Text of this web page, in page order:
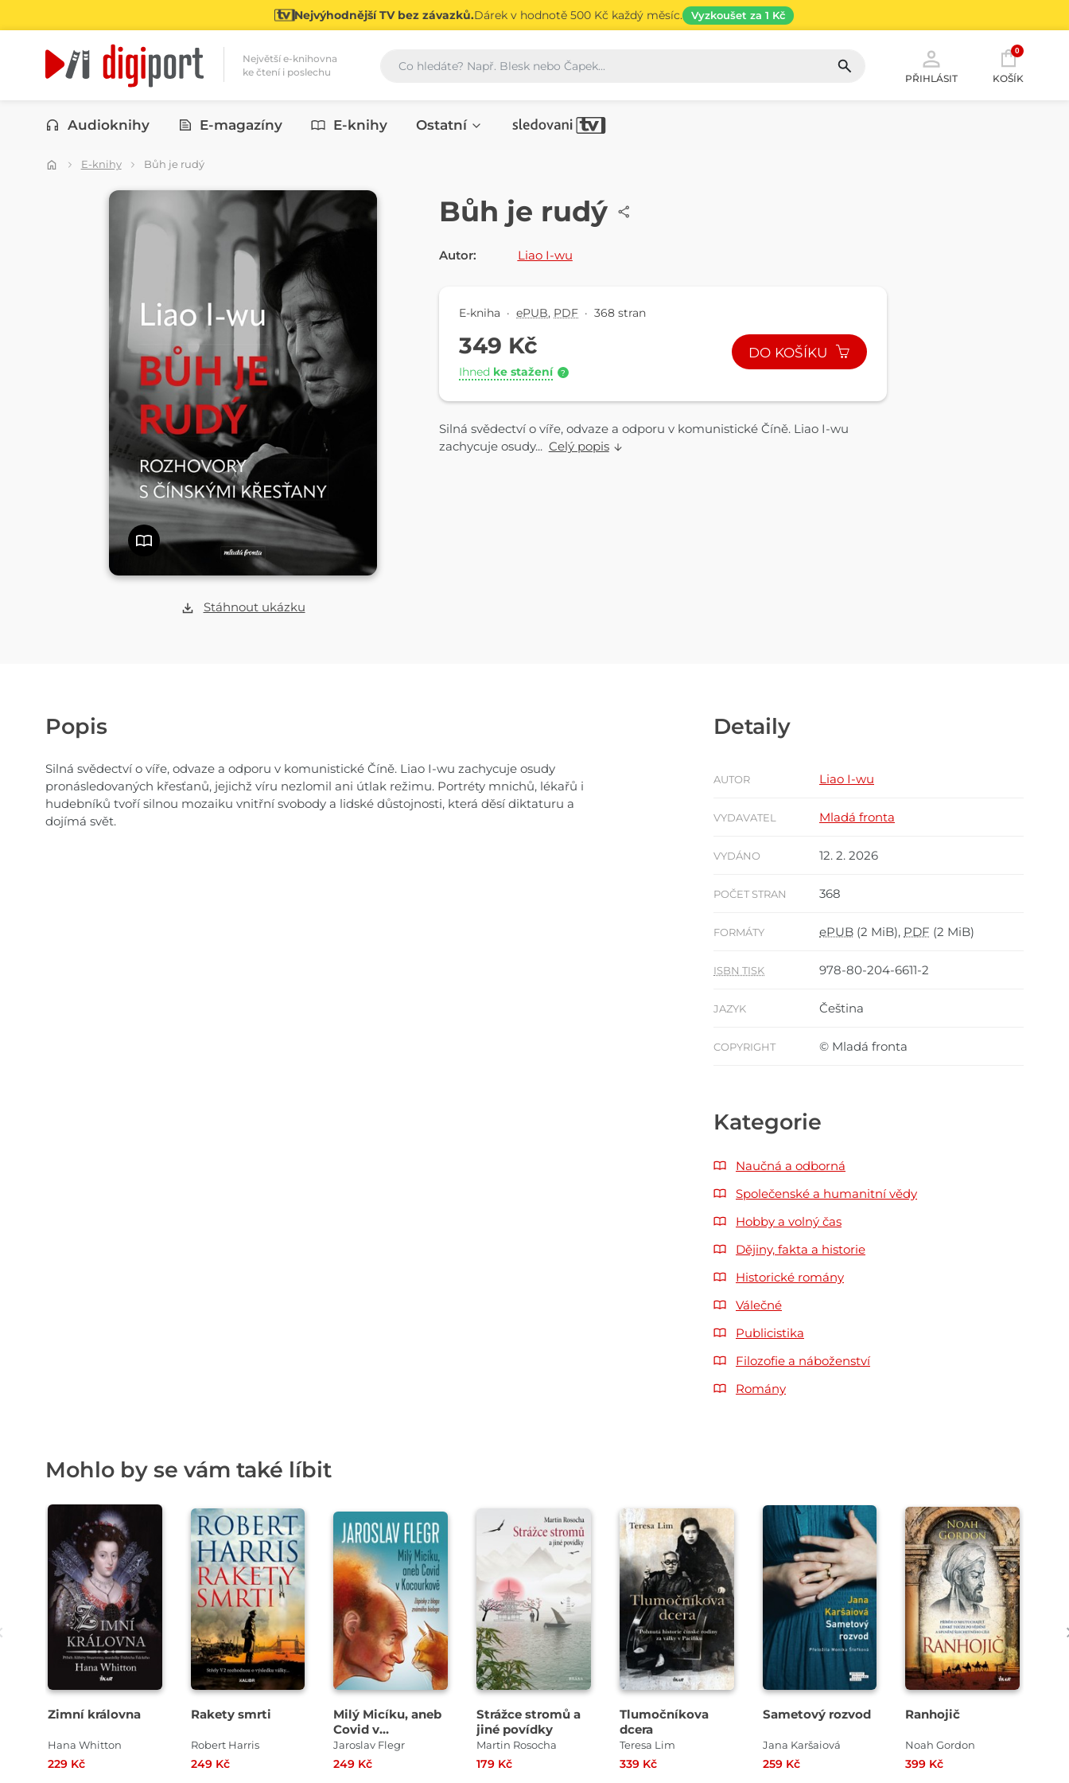
Nejvýhodnější TV bez závazků.Dárek v hodnotě 500 Kč každý měsíc. Vyzkoušet za 1 Kč
Největší e-knihovna
ke čtení i poslechu
Vyhledávání
PŘIHLÁSIT
0
KOŠÍK
Kategorie
Audioknihy E-magazíny E-knihy Ostatní
E-knihy Bůh je rudý
Stáhnout ukázku
E-KNIHA
Bůh je rudý
Autor: Liao I-wu
E-kniha · ePUB, PDF · 368 stran
349 Kč
Ihned ke stažení ?
DO KOŠÍKU
Silná svědectví o víře, odvaze a odporu v komunistické Číně. Liao I-wu
zachycuje osudy... Celý popis
Popis
Silná svědectví o víře, odvaze a odporu v komunistické Číně. Liao I-wu zachycuje osudy
pronásledovaných křesťanů, jejichž víru nezlomil ani útlak režimu. Portréty mnichů, lékařů i
hudebníků tvoří silnou mozaiku vnitřní svobody a lidské důstojnosti, která děsí diktaturu a
dojímá svět.
Detaily
AUTOR Liao I-wu
VYDAVATEL Mladá fronta
VYDÁNO 12. 2. 2026
POČET STRAN 368
FORMÁTY ePUB (2 MiB), PDF (2 MiB)
ISBN TISK 978-80-204-6611-2
JAZYK Čeština
COPYRIGHT © Mladá fronta
Kategorie
Naučná a odborná
Společenské a humanitní vědy
Hobby a volný čas
Dějiny, fakta a historie
Historické romány
Válečné
Publicistika
Filozofie a náboženství
Romány
Mohlo by se vám také líbit
Zimní královna
Hana Whitton
229 Kč
Rakety smrti
Robert Harris
249 Kč
Milý Micíku, aneb
Covid v
Kocourkově
Jaroslav Flegr
249 Kč
Strážce stromů a
jiné povídky
Martin Rosocha
179 Kč
Tlumočníkova
dcera
Teresa Lim
339 Kč
Sametový rozvod
Jana Karšaiová
259 Kč
Ranhojič
Noah Gordon
399 Kč